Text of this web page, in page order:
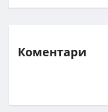
Коментари